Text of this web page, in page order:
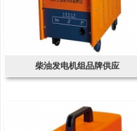
柴油发电机组品牌供应